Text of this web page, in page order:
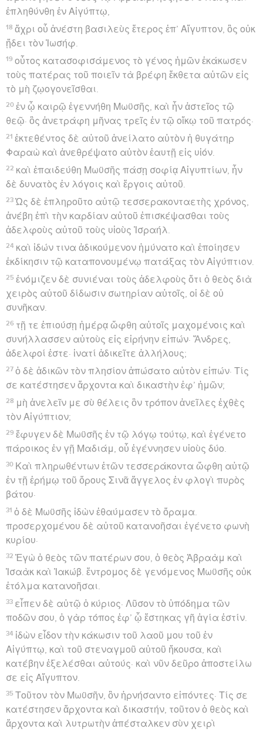
ἐπληθύνθη ἐν Αἰγύπτῳ,
18 ἄχρι οὗ ἀνέστη βασιλεὺς ἕτερος ἐπ’ Αἴγυπτον, ὃς οὐκ
ᾔδει τὸν Ἰωσήφ.
19 οὗτος κατασοφισάμενος τὸ γένος ἡμῶν ἐκάκωσεν
τοὺς πατέρας τοῦ ποιεῖν τὰ βρέφη ἔκθετα αὐτῶν εἰς
τὸ μὴ ζῳογονεῖσθαι.
20 ἐν ᾧ καιρῷ ἐγεννήθη Μωϋσῆς, καὶ ἦν ἀστεῖος τῷ
θεῷ· ὃς ἀνετράφη μῆνας τρεῖς ἐν τῷ οἴκῳ τοῦ πατρός·
21 ἐκτεθέντος δὲ αὐτοῦ ἀνείλατο αὐτὸν ἡ θυγάτηρ
Φαραὼ καὶ ἀνεθρέψατο αὐτὸν ἑαυτῇ εἰς υἱόν.
22 καὶ ἐπαιδεύθη Μωϋσῆς πάσῃ σοφίᾳ Αἰγυπτίων, ἦν
δὲ δυνατὸς ἐν λόγοις καὶ ἔργοις αὐτοῦ.
23 Ὡς δὲ ἐπληροῦτο αὐτῷ τεσσερακονταετὴς χρόνος,
ἀνέβη ἐπὶ τὴν καρδίαν αὐτοῦ ἐπισκέψασθαι τοὺς
ἀδελφοὺς αὐτοῦ τοὺς υἱοὺς Ἰσραήλ.
24 καὶ ἰδών τινα ἀδικούμενον ἠμύνατο καὶ ἐποίησεν
ἐκδίκησιν τῷ καταπονουμένῳ πατάξας τὸν Αἰγύπτιον.
25 ἐνόμιζεν δὲ συνιέναι τοὺς ἀδελφοὺς ὅτι ὁ θεὸς διὰ
χειρὸς αὐτοῦ δίδωσιν σωτηρίαν αὐτοῖς, οἱ δὲ οὐ
συνῆκαν.
26 τῇ τε ἐπιούσῃ ἡμέρᾳ ὤφθη αὐτοῖς μαχομένοις καὶ
συνήλλασσεν αὐτοὺς εἰς εἰρήνην εἰπών· Ἄνδρες,
ἀδελφοί ἐστε· ἱνατί ἀδικεῖτε ἀλλήλους;
27 ὁ δὲ ἀδικῶν τὸν πλησίον ἀπώσατο αὐτὸν εἰπών· Τίς
σε κατέστησεν ἄρχοντα καὶ δικαστὴν ἐφ’ ἡμῶν;
28 μὴ ἀνελεῖν με σὺ θέλεις ὃν τρόπον ἀνεῖλες ἐχθὲς
τὸν Αἰγύπτιον;
29 ἔφυγεν δὲ Μωϋσῆς ἐν τῷ λόγῳ τούτῳ, καὶ ἐγένετο
πάροικος ἐν γῇ Μαδιάμ, οὗ ἐγέννησεν υἱοὺς δύο.
30 Καὶ πληρωθέντων ἐτῶν τεσσεράκοντα ὤφθη αὐτῷ
ἐν τῇ ἐρήμῳ τοῦ ὄρους Σινᾶ ἄγγελος ἐν φλογὶ πυρὸς
βάτου·
31 ὁ δὲ Μωϋσῆς ἰδὼν ἐθαύμασεν τὸ ὅραμα.
προσερχομένου δὲ αὐτοῦ κατανοῆσαι ἐγένετο φωνὴ
κυρίου·
32 Ἐγὼ ὁ θεὸς τῶν πατέρων σου, ὁ θεὸς Ἀβραὰμ καὶ
Ἰσαὰκ καὶ Ἰακώβ. ἔντρομος δὲ γενόμενος Μωϋσῆς οὐκ
ἐτόλμα κατανοῆσαι.
33 εἶπεν δὲ αὐτῷ ὁ κύριος· Λῦσον τὸ ὑπόδημα τῶν
ποδῶν σου, ὁ γὰρ τόπος ἐφ’ ᾧ ἕστηκας γῆ ἁγία ἐστίν.
34 ἰδὼν εἶδον τὴν κάκωσιν τοῦ λαοῦ μου τοῦ ἐν
Αἰγύπτῳ, καὶ τοῦ στεναγμοῦ αὐτοῦ ἤκουσα, καὶ
κατέβην ἐξελέσθαι αὐτούς· καὶ νῦν δεῦρο ἀποστείλω
σε εἰς Αἴγυπτον.
35 Τοῦτον τὸν Μωϋσῆν, ὃν ἠρνήσαντο εἰπόντες· Τίς σε
κατέστησεν ἄρχοντα καὶ δικαστήν, τοῦτον ὁ θεὸς καὶ
ἄρχοντα καὶ λυτρωτὴν ἀπέσταλκεν σὺν χειρὶ